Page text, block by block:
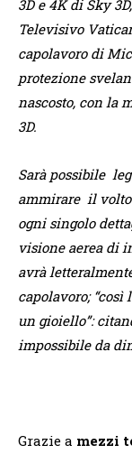
3D e 4K di Sky
Televisivo
capolavoro di
protezione
nascosto, con la
3D.
Sarà possibile
ammirare il volto
ogni singolo
visione aerea di
avrà
capolavoro;
un gioiello”:
impossibile da
Grazie a mezzi